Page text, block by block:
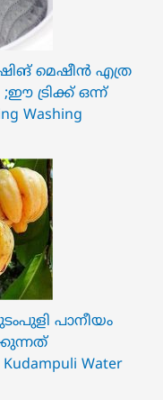
മെഷീൻ എത്ര
ട്രിക്ക് ഒന്ന്
Washing
പാനീയം
Water